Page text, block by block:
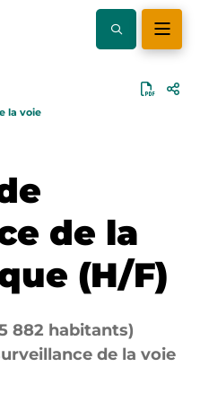
la voie
de la
(H/F)
882 habitants)
de la voie